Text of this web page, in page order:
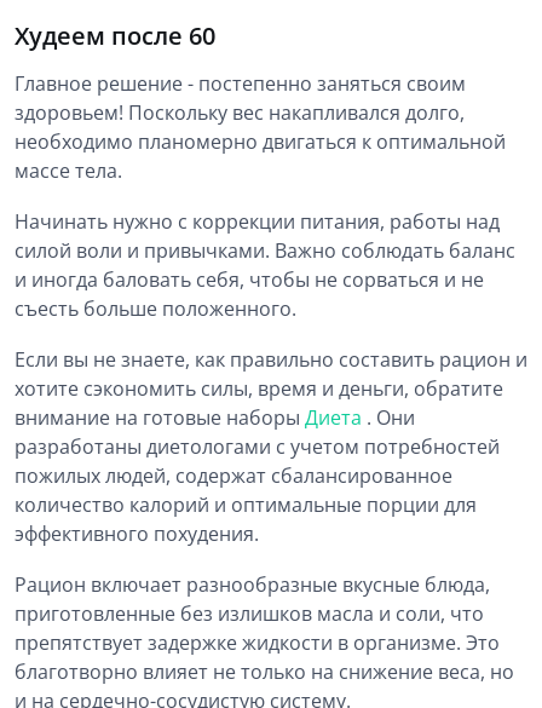
Худеем после 60
Главное решение - постепенно заняться своим
здоровьем! Поскольку вес накапливался долго,
необходимо планомерно двигаться к оптимальной
массе тела.
Начинать нужно с коррекции питания, работы над
силой воли и привычками. Важно соблюдать баланс
и иногда баловать себя, чтобы не сорваться и не
съесть больше положенного.
Если вы не знаете, как правильно составить рацион и
хотите сэкономить силы, время и деньги, обратите
внимание на готовые наборы Диета . Они
разработаны диетологами с учетом потребностей
пожилых людей, содержат сбалансированное
количество калорий и оптимальные порции для
эффективного похудения.
Рацион включает разнообразные вкусные блюда,
приготовленные без излишков масла и соли, что
препятствует задержке жидкости в организме. Это
благотворно влияет не только на снижение веса, но
и на сердечно-сосудистую систему.